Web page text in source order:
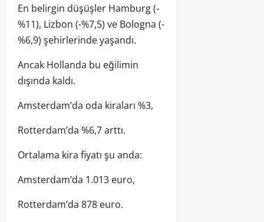
En belirgin düşüşler Hamburg (-
%11), Lizbon (-%7,5) ve Bologna (-
%6,9) şehirlerinde yaşandı.
Ancak Hollanda bu eğilimin
dışında kaldı.
Amsterdam’da oda kiraları %3,
Rotterdam’da %6,7 arttı.
Ortalama kira fiyatı şu anda:
Amsterdam’da 1.013 euro,
Rotterdam’da 878 euro.